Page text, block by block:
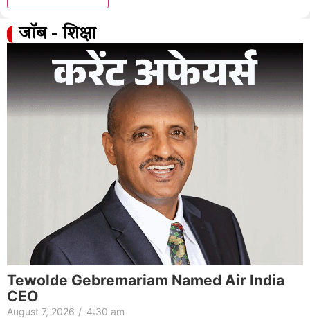
जॉब - शिक्षा
Tewolde Gebremariam Named Air India
CEO
August 7, 2026 / 4:30 am